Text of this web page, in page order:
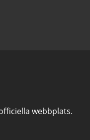
webbplats.